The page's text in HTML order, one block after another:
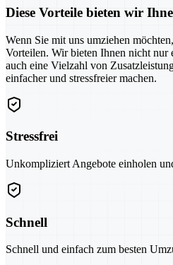
Diese Vorteile bieten wir
Wenn Sie mit uns umziehen
Vorteilen. Wir bieten Ihnen nicht nur
auch eine Vielzahl von
einfacher und stressfreier machen.
Stressfrei
Unkompliziert Angebote einholen
Schnell
Schnell und einfach zum besten